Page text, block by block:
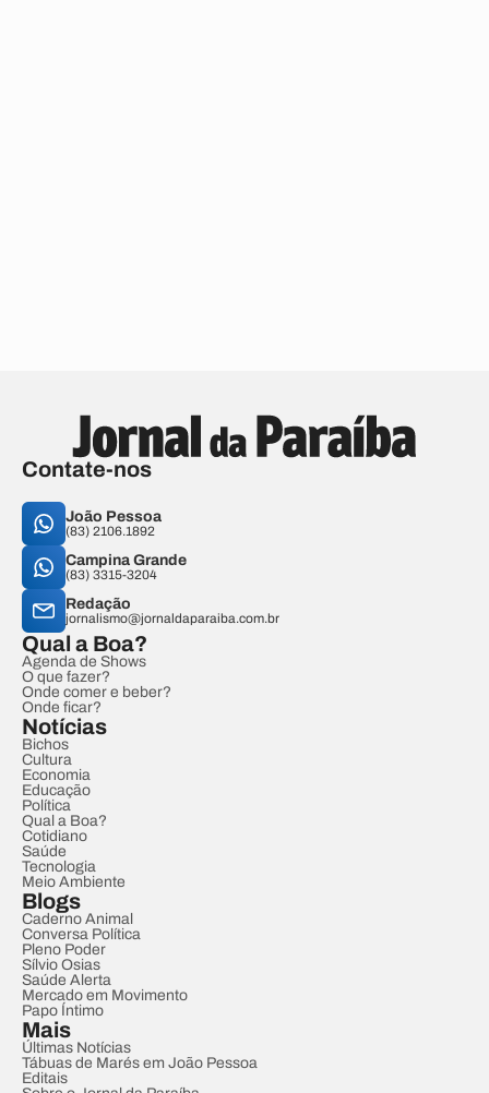
Contate-nos
João Pessoa
(83) 2106.1892
Campina Grande
(83) 3315-3204
Redação
jornalismo@jornaldaparaiba.com.br
Qual a Boa?
Agenda de Shows
O que fazer?
Onde comer e beber?
Onde ficar?
Notícias
Bichos
Cultura
Economia
Educação
Política
Qual a Boa?
Cotidiano
Saúde
Tecnologia
Meio Ambiente
Blogs
Caderno Animal
Conversa Política
Pleno Poder
Sílvio Osias
Saúde Alerta
Mercado em Movimento
Papo Íntimo
Mais
Últimas Notícias
Tábuas de Marés em João Pessoa
Editais